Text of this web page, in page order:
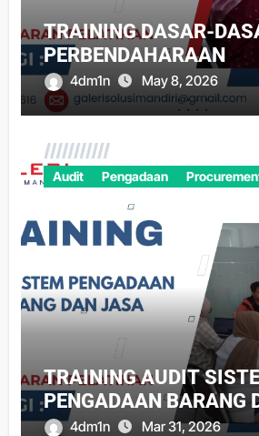
TRAINING DASAR-
PERBENDAHARAAN
4dm1n May 8, 2026
Audit Pengadaan
TRAINING AUDIT
PENGADAAN BARANG
4dm1n Mar 31, 2026